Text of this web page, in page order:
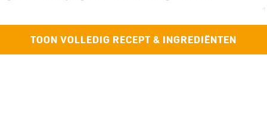
een scheutje kookvocht toe voor extra
smeerbare geitenkaas, de geroosterde
TOON VOLLEDIG RECEPT & INGREDIËNTEN